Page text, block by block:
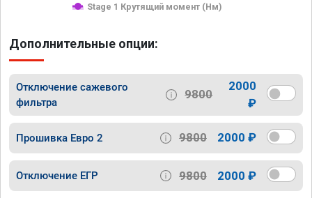
Stage 1 Крутящий момент (Нм)
Дополнительные опции:
Отключение сажевого
фильтра
9800
2000
₽
Прошивка Евро 2 9800 2000 ₽
Отключение ЕГР 9800 2000 ₽